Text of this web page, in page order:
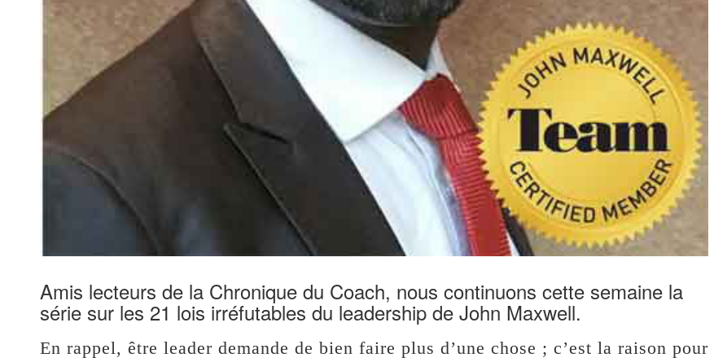
Amis lecteurs de la Chronique du Coach, nous continuons cette semaine la
série sur les 21 lois irréfutables du leadership de John Maxwell.
En rappel, être leader demande de bien faire plus d’une chose ; c’est la raison pour